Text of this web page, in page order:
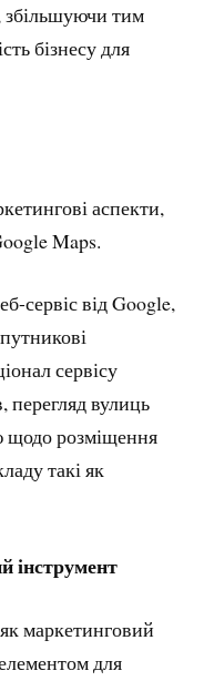
збільшуючи тим
бізнесу для
аспекти,
Maps.
сервіс від Google,
сервісу
вулиць
щодо розміщення
такі як
інструмент
маркетинговий
для